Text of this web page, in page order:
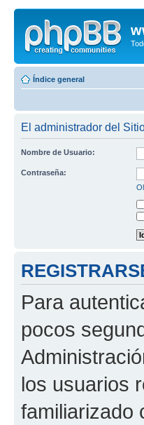
Índice general
El administrador del
Nombre de Usuario:
Contraseña:
Para
pocos
los usuarios
familiarizado